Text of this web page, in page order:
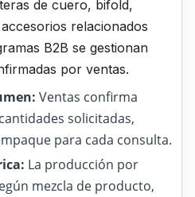
de cuero, bifold,
relacionados
B2B se gestionan
por ventas.
Ventas confirma
solicitadas,
para cada consulta.
La producción por
mezcla de producto,